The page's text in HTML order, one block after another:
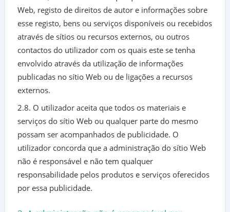
Web, registo de direitos de autor e informações sobre
esse registo, bens ou serviços disponíveis ou recebidos
através de sítios ou recursos externos, ou outros
contactos do utilizador com os quais este se tenha
envolvido através da utilização de informações
publicadas no sítio Web ou de ligações a recursos
externos.
2.8. O utilizador aceita que todos os materiais e
serviços do sítio Web ou qualquer parte do mesmo
possam ser acompanhados de publicidade. O
utilizador concorda que a administração do sítio Web
não é responsável e não tem qualquer
responsabilidade pelos produtos e serviços oferecidos
por essa publicidade.